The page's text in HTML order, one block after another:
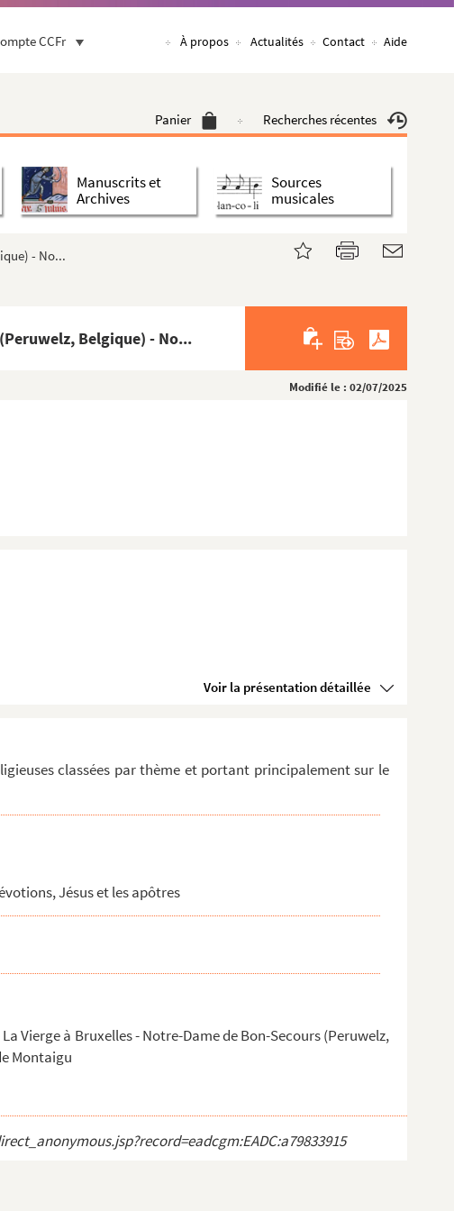
CCFr À propos Actualités Contact Aide
Panier Recherches récentes
Manuscrits et
Archives
Sources
musicales
- No...
Belgique) - No...
Modifié le : 02/07/2025
Voir la présentation détaillée
- No...
- No...
- No...
- No...
- No...
classées par thème et portant principalement sur le
Jésus et les apôtres
Vierge à Bruxelles - Notre-Dame de Bon-Secours (Peruwelz,
Montaigu